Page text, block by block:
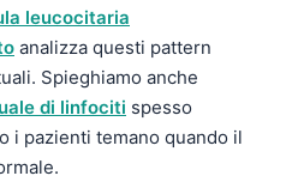
leucocitaria
analizza questi pattern
Spieghiamo anche
di linfociti spesso
i pazienti temano quando il